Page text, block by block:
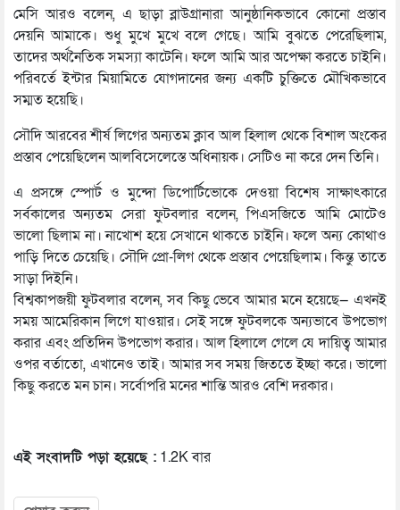
মেসি আরও বলেন, এ ছাড়া ব্লাউগ্রানারা আনুষ্ঠানিকভাবে কোনো প্রস্তাব
দেয়নি আমাকে। শুধু মুখে মুখে বলে গেছে। আমি বুঝতে পেরেছিলাম,
তাদের অর্থনৈতিক সমস্যা কাটেনি। ফলে আমি আর অপেক্ষা করতে চাইনি।
পরিবর্তে ইন্টার মিয়ামিতে যোগদানের জন্য একটি চুক্তিতে মৌখিকভাবে
সম্মত হয়েছি।
সৌদি আরবের শীর্ষ লিগের অন্যতম ক্লাব আল হিলাল থেকে বিশাল অংকের
প্রস্তাব পেয়েছিলেন আলবিসেলেস্তে অধিনায়ক। সেটিও না করে দেন তিনি।
এ প্রসঙ্গে স্পোর্ট ও মুন্দো ডিপোর্টিভোকে দেওয়া বিশেষ সাক্ষাৎকারে
সর্বকালের অন্যতম সেরা ফুটবলার বলেন, পিএসজিতে আমি মোটেও
ভালো ছিলাম না। নাখোশ হয়ে সেখানে থাকতে চাইনি। ফলে অন্য কোথাও
পাড়ি দিতে চেয়েছি। সৌদি প্রো-লিগ থেকে প্রস্তাব পেয়েছিলাম। কিন্তু তাতে
সাড়া দিইনি।
বিশ্বকাপজয়ী ফুটবলার বলেন, সব কিছু ভেবে আমার মনে হয়েছে— এখনই
সময় আমেরিকান লিগে যাওয়ার। সেই সঙ্গে ফুটবলকে অন্যভাবে উপভোগ
করার এবং প্রতিদিন উপভোগ করার। আল হিলালে গেলে যে দায়িত্ব আমার
ওপর বর্তাতো, এখানেও তাই। আমার সব সময় জিততে ইচ্ছা করে। ভালো
কিছু করতে মন চান। সর্বোপরি মনের শান্তি আরও বেশি দরকার।
এই সংবাদটি পড়া হয়েছে : 1.2K বার